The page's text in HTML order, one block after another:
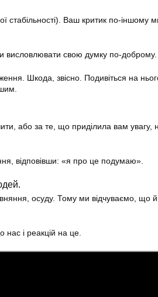
Ваш критик по-іншому
висловлювати свою думку по-доброму.
Шкода, звісно. Подивіться на
або за те, що приділила вам увагу,
відповівши: «я про це подумаю».
осуду. Тому ми відчуваємо, що й
і реакцій на це.